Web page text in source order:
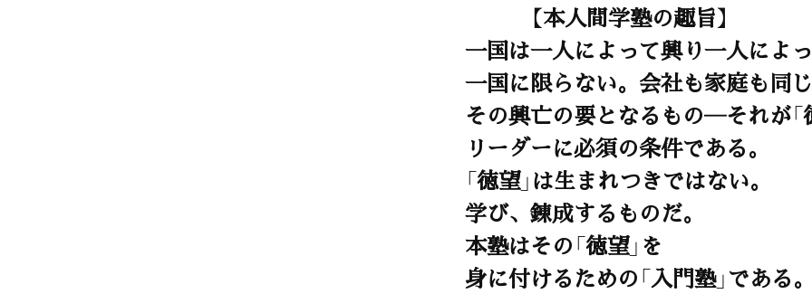
【本人間学塾の趣旨】
一国は一人によって興り一人によっ
一国に限らない。会社も家庭も同じ
その興亡の要となるもの―それが「
リーダーに必須の条件である。
「徳望」は生まれつきではない。
学び、錬成するものだ。
本塾はその「徳望」を
身に付けるための「入門塾」である。